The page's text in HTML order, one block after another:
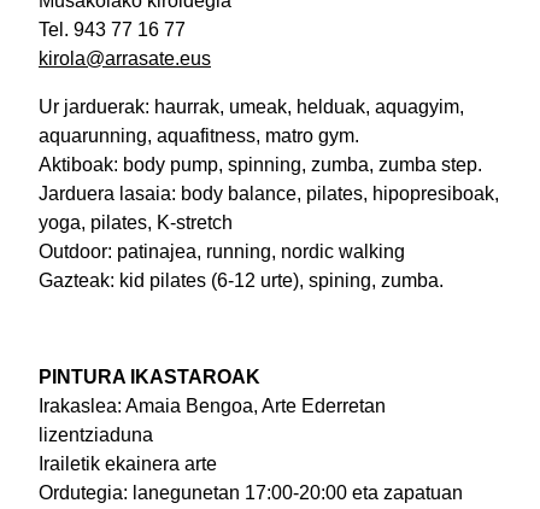
Tel. 943 77 16 77
kirola@arrasate.eus
Ur jarduerak: haurrak, umeak, helduak, aquagyim,
aquarunning, aquafitness, matro gym.
Aktiboak: body pump, spinning, zumba, zumba step.
Jarduera lasaia: body balance, pilates, hipopresiboak,
yoga, pilates, K-stretch
Outdoor: patinajea, running, nordic walking
Gazteak: kid pilates (6-12 urte), spining, zumba.
PINTURA IKASTAROAK
Irakaslea: Amaia Bengoa, Arte Ederretan
lizentziaduna
Irailetik ekainera arte
Ordutegia: lanegunetan 17:00-20:00 eta zapatuan